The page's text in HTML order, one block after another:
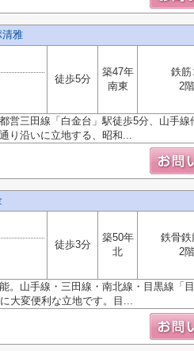
清雅
徒歩5分
築47年
南東
鉄筋
2
営三田線「白金台」駅徒歩5分、山手線
り沿いに立地する、昭和...
徒歩3分
築50年
北
鉄骨鉄
2
。山手線・三田線・南北線・目黒線「
大変便利な立地です。目...